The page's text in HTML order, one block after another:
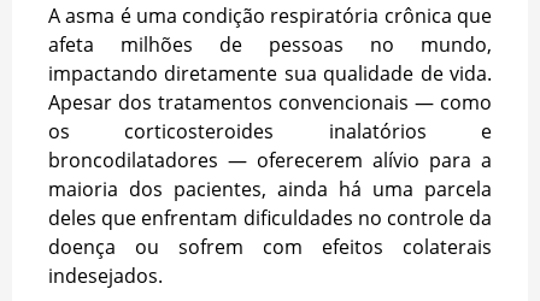
A asma é uma condição respiratória crônica que
afeta milhões de pessoas no mundo,
impactando diretamente sua qualidade de vida.
Apesar dos tratamentos convencionais — como
os corticosteroides inalatórios e
broncodilatadores — oferecerem alívio para a
maioria dos pacientes, ainda há uma parcela
deles que enfrentam dificuldades no controle da
doença ou sofrem com efeitos colaterais
indesejados.